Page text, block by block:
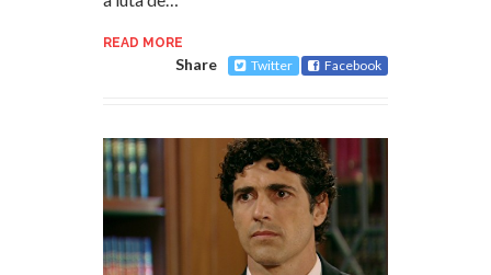
READ MORE
Share Twitter Facebook